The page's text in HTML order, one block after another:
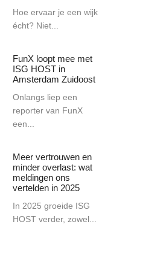
Hoe ervaar je een wijk
écht? Niet...
FunX loopt mee met
ISG HOST in
Amsterdam Zuidoost
Onlangs liep een
reporter van FunX
een...
Meer vertrouwen en
minder overlast: wat
meldingen ons
vertelden in 2025
In 2025 groeide ISG
HOST verder, zowel...